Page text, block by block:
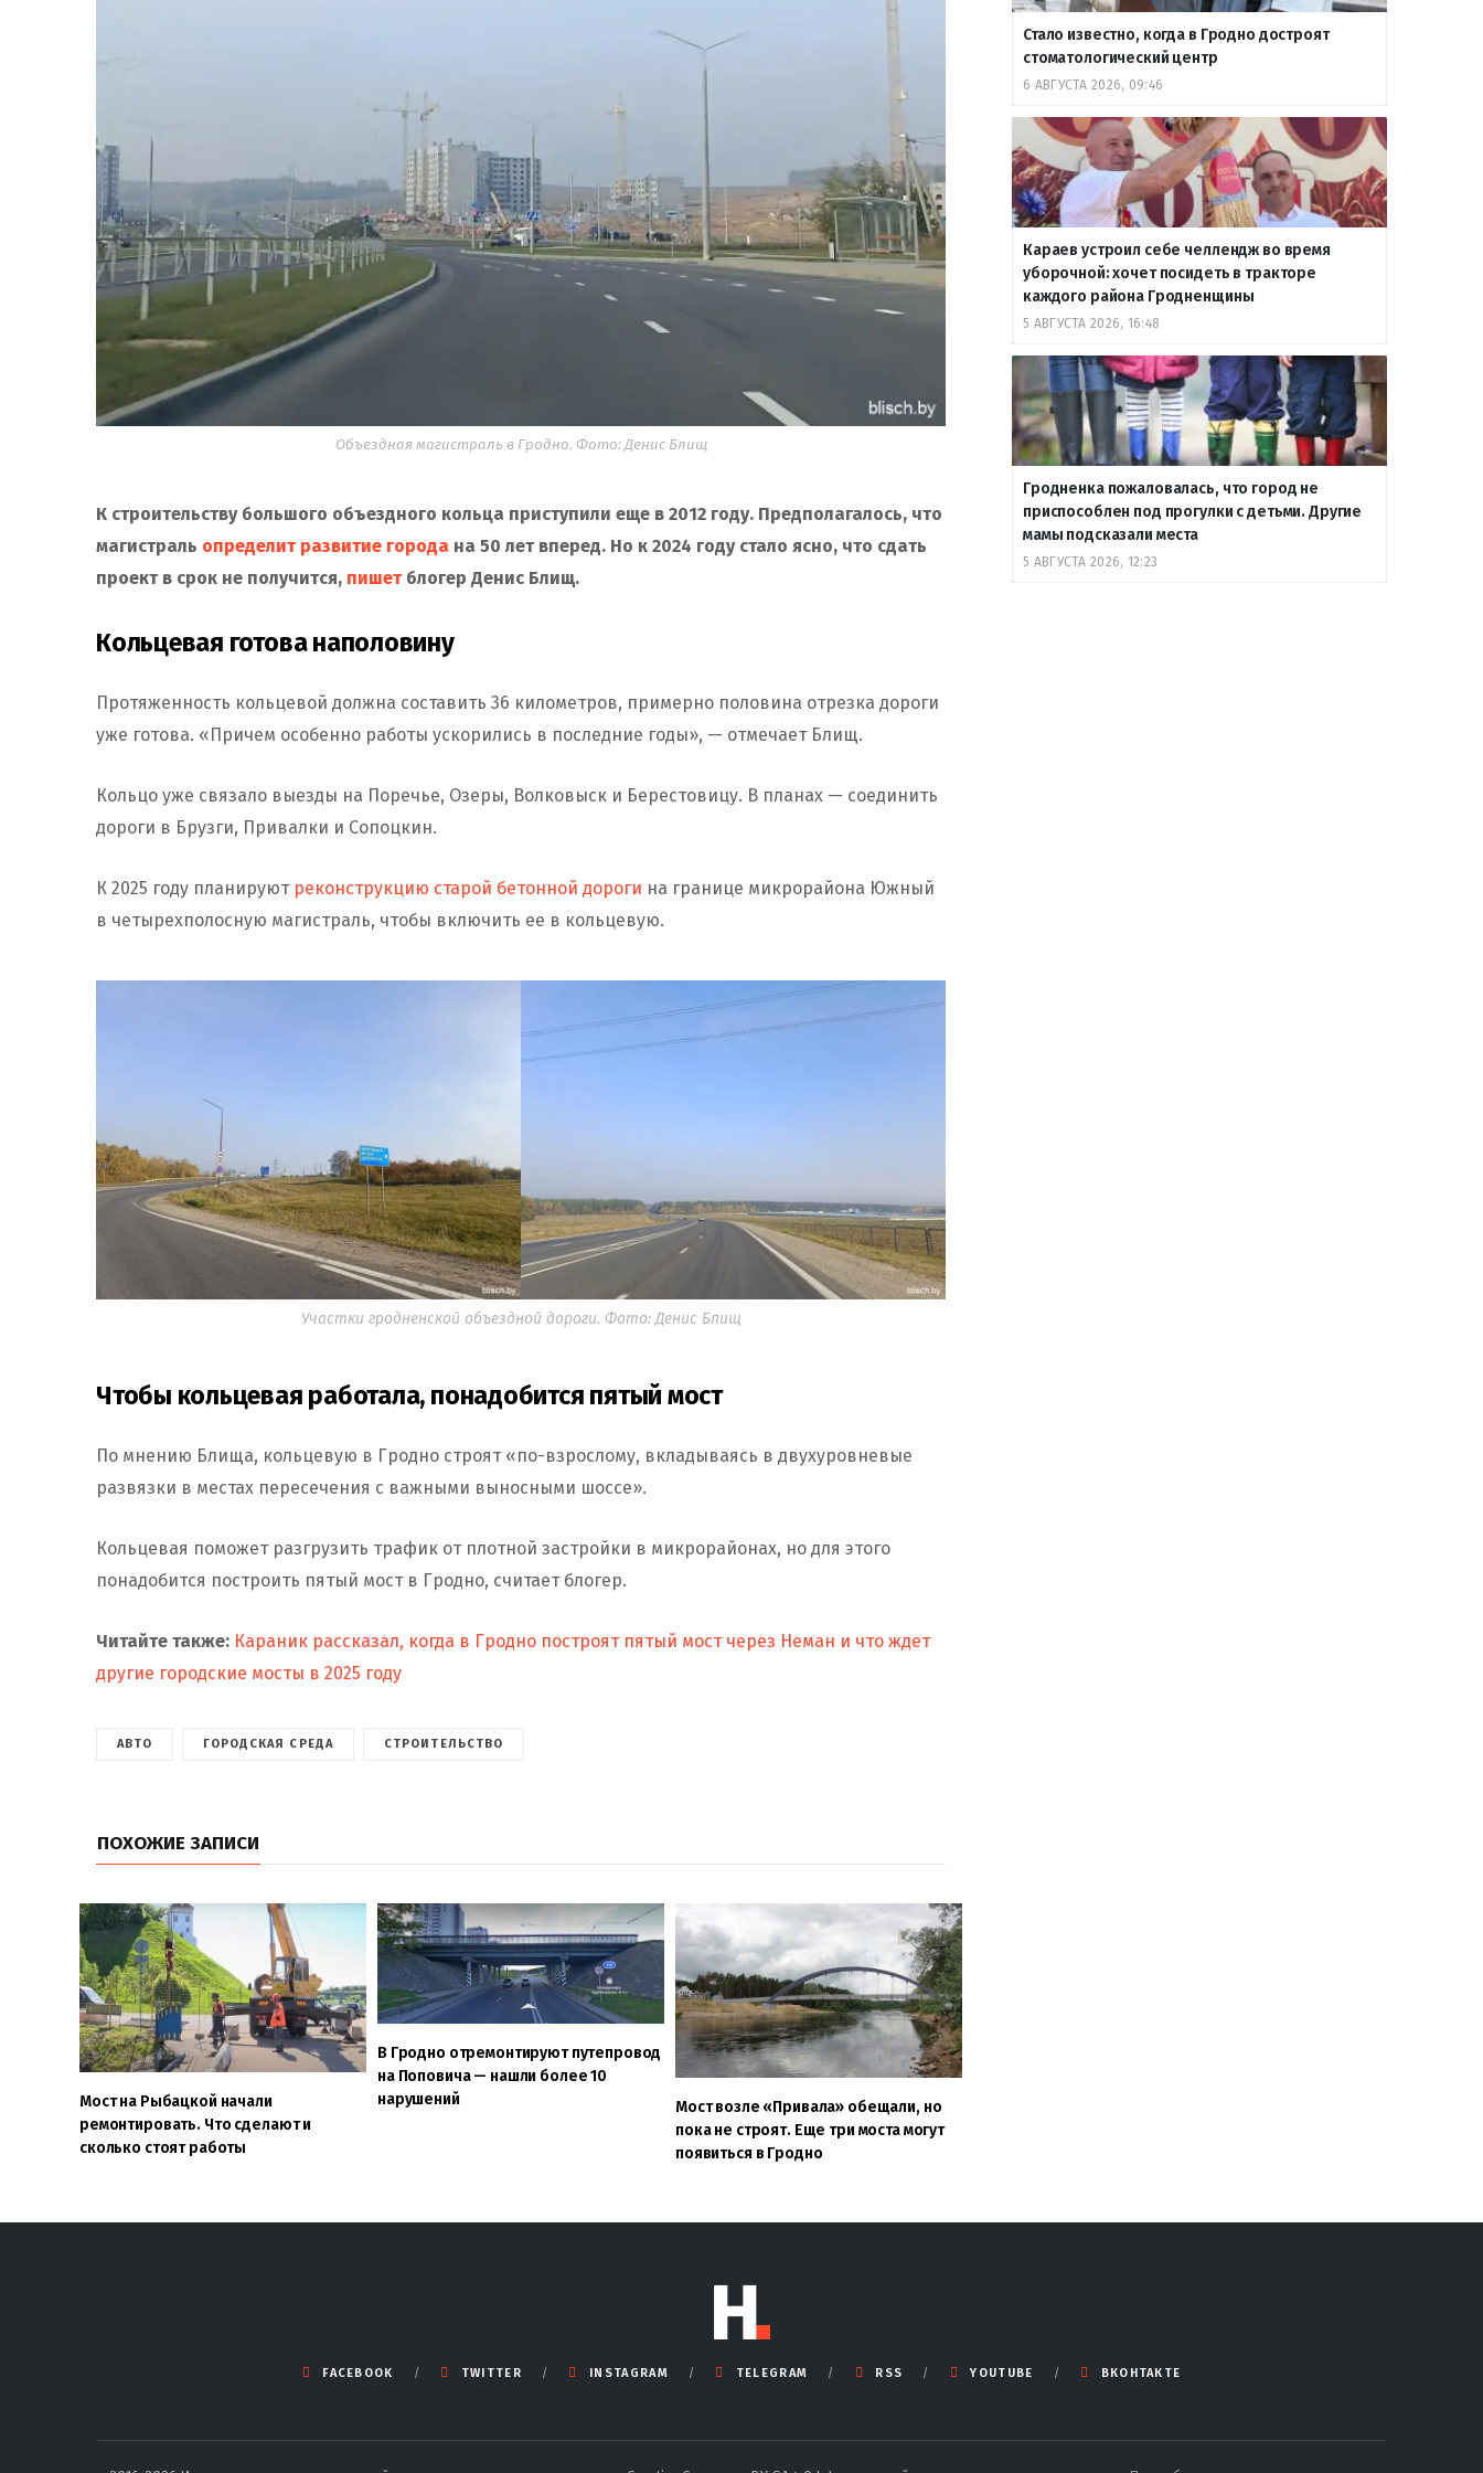
Объездная магистраль в Гродно. Фото: Денис Блищ
К строительству большого объездного кольца приступили еще в 2012 году. Предполагалось, что
магистраль определит развитие города на 50 лет вперед. Но к 2024 году стало ясно, что сдать
проект в срок не получится, пишетблогер Денис Блищ.
Кольцевая готова наполовину
Протяженность кольцевой должна составить 36 километров, примерно половина отрезка дороги
уже готова. «Причем особенно работы ускорились в последние годы», — отмечает Блищ.
Кольцо уже связало выезды на Поречье, Озеры, Волковыск и Берестовицу. В планах — соединить
дороги в Брузги, Привалки и Сопоцкин.
К 2025 году планируют реконструкцию старой бетонной дороги на границе микрорайона Южный
в четырехполосную магистраль, чтобы включить ее в кольцевую.
Участки гродненской объездной дороги. Фото: Денис Блищ
Чтобы кольцевая работала, понадобится пятый мост
По мнению Блища, кольцевую в Гродно строят «по-взрослому, вкладываясь в двухуровневые
развязки в местах пересечения с важными выносными шоссе».
Кольцевая поможет разгрузить трафик от плотной застройки в микрорайонах, но для этого
понадобится построить пятый мост в Гродно, считает блогер.
Читайте также: Караник рассказал, когда в Гродно построят пятый мост через Неман и что ждет
другие городские мосты в 2025 году
АВТО ГОРОДСКАЯ СРЕДА СТРОИТЕЛЬСТВО
ПОХОЖИЕ ЗАПИСИ
Мост на Рыбацкой начали
ремонтировать. Что сделают и
сколько стоят работы
В Гродно отремонтируют путепровод
на Поповича — нашли более 10
нарушений
Мост возле «Привала» обещали, но
пока не строят. Еще три моста могут
появиться в Гродно
Стало известно, когда в Гродно достроят
стоматологический центр
6 АВГУСТА 2026, 09:46
Караев устроил себе челлендж во время
уборочной: хочет посидеть в тракторе
каждого района Гродненщины
5 АВГУСТА 2026, 16:48
Гродненка пожаловалась, что город не
приспособлен под прогулки с детьми. Другие
мамы подсказали места
5 АВГУСТА 2026, 12:23
FACEBOOK TWITTER INSTAGRAM TELEGRAM RSS YOUTUBE ВКОНТАКТЕ